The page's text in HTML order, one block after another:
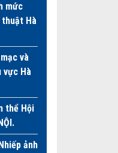
mức
thuật Hà
và
vực Hà
thể Hội
ảnh